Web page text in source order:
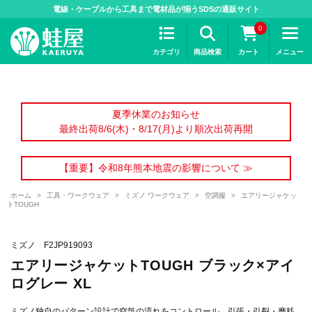
電線・ケーブルから工具まで電材品が揃うSDSの通販サイト
カテゴリ 商品検索
0
カート メニュー
夏季休業のお知らせ
最終出荷8/6(木)・8/17(月)より順次出荷再開
【重要】令和8年熊本地震の影響について ≫
ホーム > 工具・ワークウェア > ミズノ ワークウェア > 空調服 >
エアリージャケッ
トTOUGH
ミズノ F2JP919093
エアリージャケットTOUGH ブラック×アイ
ログレー XL